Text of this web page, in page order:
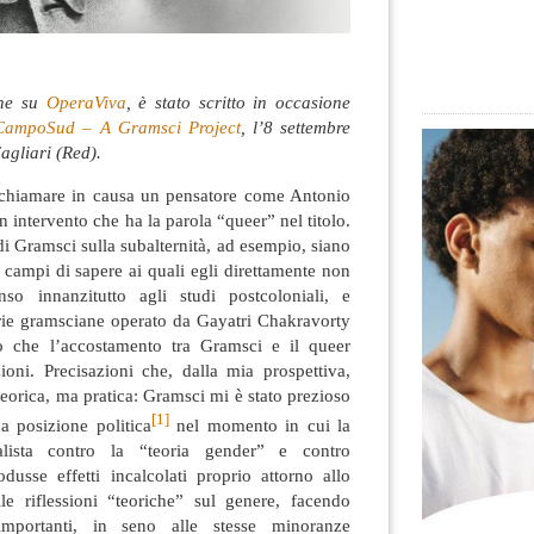
su OperaViva , è stato scritto in occasione
– A Gramsci Project, l’8 settembre
(Red).
in causa un pensatore come Antonio
intervento che ha la parola “queer” nel titolo.
Gramsci sulla subalternità, ad esempio, siano
di sapere ai quali egli direttamente non
innanzitutto agli studi postcoloniali, e
gramsciane operato da Gayatri Chakravorty
l’accostamento tra Gramsci e il queer
Precisazioni che, dalla mia prospettiva,
ma pratica: Gramsci mi è stato prezioso
posizione politica [1]nel momento in cui la
contro la “teoria gender” e contro
effetti incalcolati proprio attorno allo
riflessioni “teoriche” sul genere, facendo
in seno alle stesse minoranze